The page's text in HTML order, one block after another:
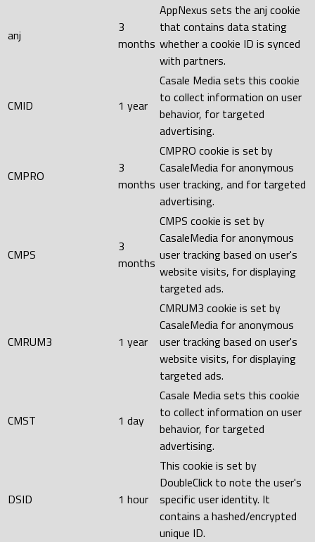
anj
3
months
AppNexus sets the anj cookie
that contains data stating
whether a cookie ID is synced
with partners.
CMID 1 year
Casale Media sets this cookie
to collect information on user
behavior, for targeted
advertising.
CMPRO
3
months
CMPRO cookie is set by
CasaleMedia for anonymous
user tracking, and for targeted
advertising.
CMPS
3
months
CMPS cookie is set by
CasaleMedia for anonymous
user tracking based on user's
website visits, for displaying
targeted ads.
CMRUM3 1 year
CMRUM3 cookie is set by
CasaleMedia for anonymous
user tracking based on user's
website visits, for displaying
targeted ads.
CMST 1 day
Casale Media sets this cookie
to collect information on user
behavior, for targeted
advertising.
DSID 1 hour
This cookie is set by
DoubleClick to note the user's
specific user identity. It
contains a hashed/encrypted
unique ID.